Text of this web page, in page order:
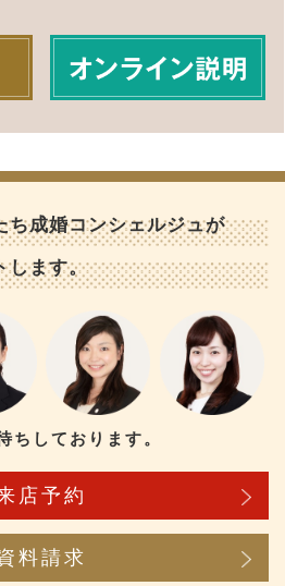
ち成婚コンシェルジュが
します。
ちしております。
店予約
料請求